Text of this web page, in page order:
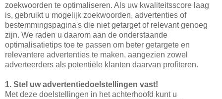
zoekwoorden te optimaliseren. Als uw kwaliteitsscore laag
is, gebruikt u mogelijk zoekwoorden, advertenties of
bestemmingspagina's die niet getarget of relevant genoeg
zijn. We raden u daarom aan de onderstaande
optimalisatietips toe te passen om beter getargete en
relevantere advertenties te maken, aangezien zowel
adverteerders als potentiële klanten daarvan profiteren.
1. Stel uw advertentiedoelstellingen vast!
Met deze doelstellingen in het achterhoofd kunt u